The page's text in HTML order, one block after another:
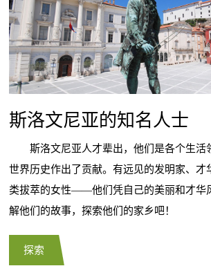
斯洛文尼亚的知名人士
斯洛文尼亚人才辈出，他们是各个生活
世界历史作出了贡献。有远见的发明家、才
类拔萃的女性——他们凭自己的美丽和才
解他们的故事，探索他们的家乡吧！
探索